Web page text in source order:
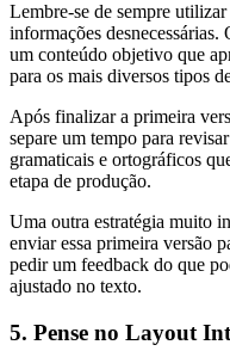
Lembre-se de sempre
informações
um conteúdo objetivo que
para os mais diversos tipos
Após finalizar a primeira
separe um tempo para
gramaticais e ortográficos
etapa de produção.
Uma outra estratégia muito
enviar essa primeira versão
pedir um feedback do que
ajustado no texto.
5. Pense no Layout